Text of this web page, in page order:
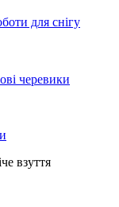
для снігу
черевики
взуття